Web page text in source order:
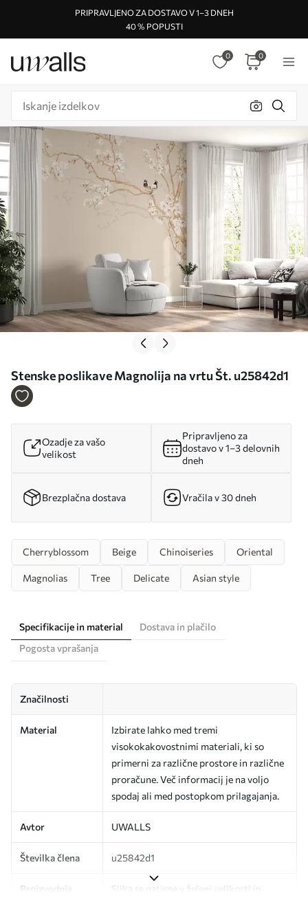
PRIPRAVLJENO ZA DOSTAVO V 1–3 DNEH
40 % POPUSTI
0 0
Stenske poslikave Magnolija na vrtu Št. u25842d1
Ozadje za vašo
velikost
Pripravljeno za
dostavo v 1–3 delovnih
dneh
Brezplačna dostava Vračila v 30 dneh
Cherryblossom Beige Chinoiseries Oriental
Magnolias Tree Delicate Asian style
Specifikacije in material
Dostava in plačilo
Pogosta vprašanja
Značilnosti
Material
Izbirate lahko med tremi
visokokakovostnimi materiali, ki so
primerni za različne prostore in različne
proračune. Več informacij je na voljo
spodaj ali med postopkom prilagajanja.
Avtor UWALLS
Številka člena u25842d1
Proizvodnja
Slika se natisne v želeni velikosti in